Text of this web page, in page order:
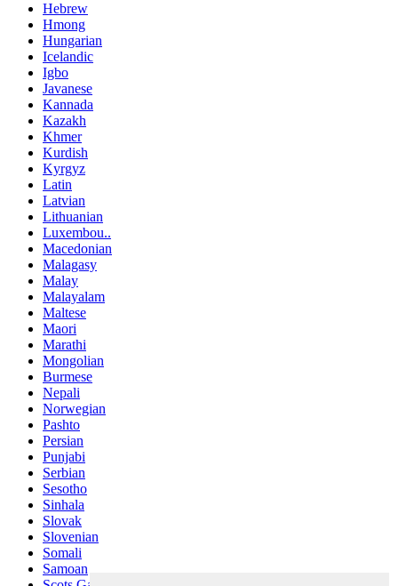
Hebrew
Hmong
Hungarian
Icelandic
Igbo
Javanese
Kannada
Kazakh
Khmer
Kurdish
Kyrgyz
Latin
Latvian
Lithuanian
Luxembou..
Macedonian
Malagasy
Malay
Malayalam
Maltese
Maori
Marathi
Mongolian
Burmese
Nepali
Norwegian
Pashto
Persian
Punjabi
Serbian
Sesotho
Sinhala
Slovak
Slovenian
Somali
Samoan